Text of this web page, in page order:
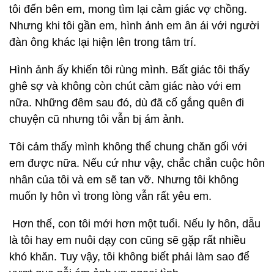
tôi đến bên em, mong tìm lại cảm giác vợ chồng.
Nhưng khi tôi gần em, hình ảnh em ân ái với người
đàn ông khác lại hiện lên trong tâm trí.
Hình ảnh ấy khiến tôi rùng mình. Bất giác tôi thấy
ghê sợ và không còn chút cảm giác nào với em
nữa. Những đêm sau đó, dù đã cố gắng quên đi
chuyện cũ nhưng tôi vẫn bị ám ảnh.
Tôi cảm thấy mình không thể chung chăn gối với
em được nữa. Nếu cứ như vậy, chắc chắn cuộc hôn
nhân của tôi và em sẽ tan vỡ. Nhưng tôi không
muốn ly hôn vì trong lòng vẫn rất yêu em.
Hơn thế, con tôi mới hơn một tuổi. Nếu ly hôn, dẫu
là tôi hay em nuôi dạy con cũng sẽ gặp rất nhiều
khó khăn. Tuy vậy, tôi không biết phải làm sao để